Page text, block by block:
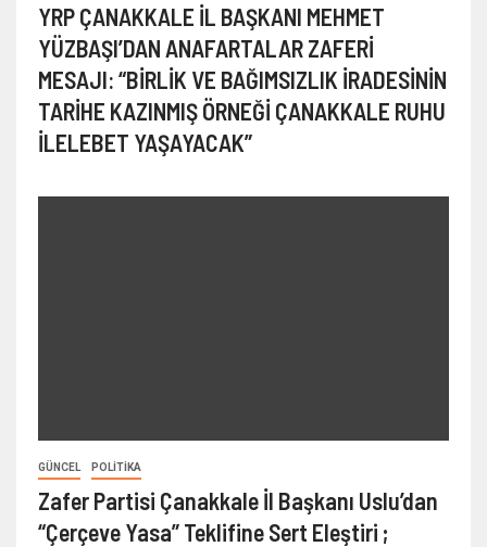
YRP ÇANAKKALE İL BAŞKANI MEHMET
YÜZBAŞI’DAN ANAFARTALAR ZAFERİ
MESAJI: “BİRLİK VE BAĞIMSIZLIK İRADESİNİN
TARİHE KAZINMIŞ ÖRNEĞİ ÇANAKKALE RUHU
İLELEBET YAŞAYACAK”
GÜNCEL POLITIKA
Zafer Partisi Çanakkale İl Başkanı Uslu’dan
“Çerçeve Yasa” Teklifine Sert Eleştiri ;